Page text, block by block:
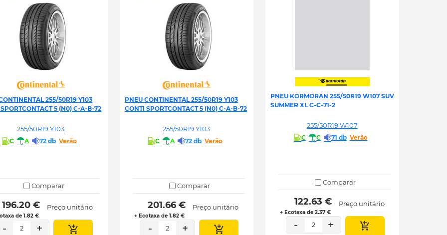
255/50R19 Y103
5 (N0) C-A-B-72
255/50R19 Y103
C A 72 db Verão
Comparar
196.20 €
de 1.82 €
Preço unitário
- 2 +
PNEU CONTINENTAL 255/50R19 Y103
CONTI SPORTCONTACT 5 (N0) C-A-B-72
255/50R19 Y103
C A 72 db Verão
Comparar
201.66 €
+ Ecotaxa de 1.82 €
Preço unitário
- 2 +
PNEU KORMORAN 255/50R19 W107 SUV
SUMMER XL C-C-71-2
255/50R19 W107
C C 71 db Verão
Comparar
122.63 €
+ Ecotaxa de 2.37 €
Preço unitário
- 2 +